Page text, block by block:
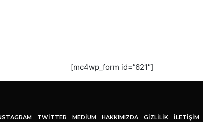
[mc4wp_form id=”621″]
TWITTER MEDIUM HAKKIMIZDA GİZLİLİK İLETIŞIM